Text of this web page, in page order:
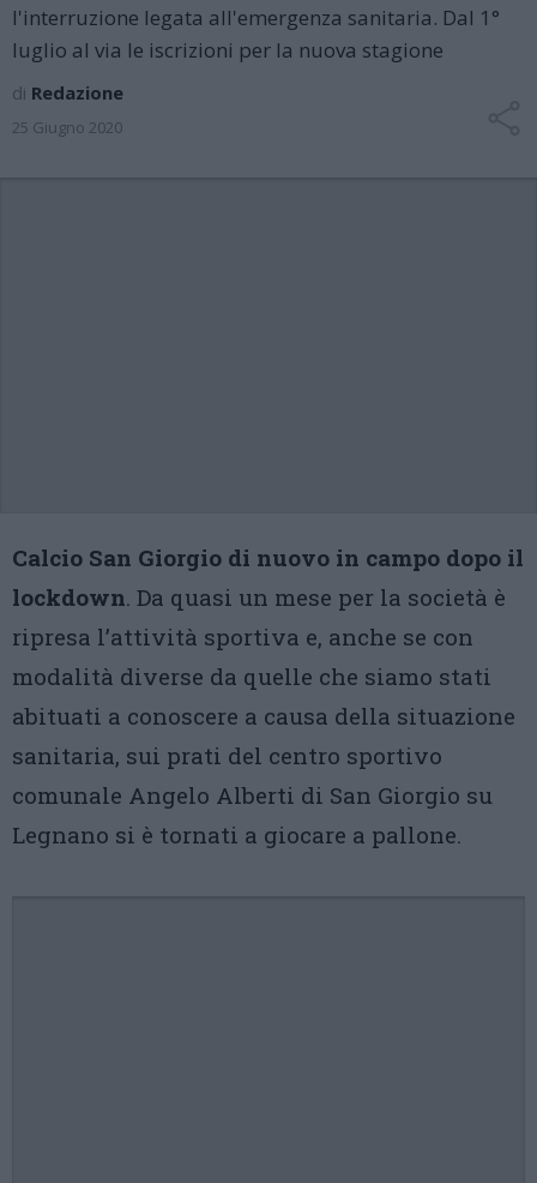
l'interruzione legata all'emergenza sanitaria. Dal 1°
luglio al via le iscrizioni per la nuova stagione
di Redazione
25 Giugno 2020
Calcio San Giorgio di nuovo in campo dopo il
lockdown. Da quasi un mese per la società è
ripresa l’attività sportiva e, anche se con
modalità diverse da quelle che siamo stati
abituati a conoscere a causa della situazione
sanitaria, sui prati del centro sportivo
comunale Angelo Alberti di San Giorgio su
Legnano si è tornati a giocare a pallone.